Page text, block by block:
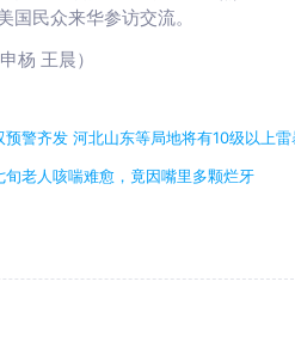
国民众来华参访交流。
杨 王晨）
预警齐发 河北山东等局地将有10级以上雷
旬老人咳喘难愈，竟因嘴里多颗烂牙